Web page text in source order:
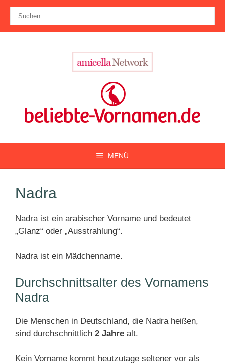
Zum
Inhalt
springen
nach:
MENÜ
Nadra
Nadra ist ein arabischer Vorname und bedeutet
„Glanz“ oder „Ausstrahlung“.
Nadra ist ein Mädchenname.
Durchschnittsalter des Vornamens
Nadra
Die Menschen in Deutschland, die Nadra heißen,
sind durchschnittlich 2 Jahre alt.
Kein Vorname kommt heutzutage seltener vor als